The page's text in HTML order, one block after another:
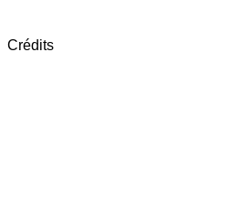
Crédits